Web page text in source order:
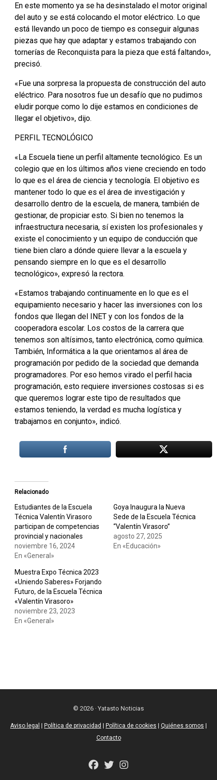
En este momento ya se ha desinstalado el motor original
del auto y se está colocando el motor eléctrico. Lo que
está llevando un poco de tiempo es conseguir algunas
piezas que hay que adaptar y estamos trabajando con
tornerías de Reconquista para la pieza que está faltando»,
precisó.
«Fue una sorpresa la propuesta de construcción del auto
eléctrico. Para nosotros fue un desafío que no pudimos
eludir porque como lo dije estamos en condiciones de
llegar el objetivo», dijo.
PERFIL TECNOLÓGICO
«La Escuela tiene un perfil altamente tecnológico. Es un
colegio que en los últimos años viene creciendo en todo
lo que es el área de ciencia y tecnología. El objetivo es
mantener todo lo que es el área de investigación y
desarrollo dentro de la escuela, de manera, también de
gestionar, de propiciar esto. Si bien no tenemos la
infraestructura necesaria, sí existen los profesionales y
existe el conocimiento y un equipo de conducción que
tiene bien claro a dónde quiere llevar a la escuela y
pensando siempre en lo que es el desarrollo
tecnológico», expresó la rectora.
«Estamos trabajando continuamente en lo que es el
equipamiento necesario y hacer las inversiones con los
fondos que llegan del INET y con los fondos de la
cooperadora escolar. Los costos de la carrera que
tenemos son altísimos, tanto electrónica, como química.
También, Informática a la que orientamos al área de
programación por pedido de la sociedad que demanda
programadores. Por eso hemos virado el perfil hacia
programación, esto requiere inversiones costosas si es
que queremos lograr este tipo de resultados que
estamos teniendo, la verdad es mucha logística y
trabajamos en conjunto», indicó.
Relacionado
Estudiantes de la Escuela
Técnica Valentín Virasoro
participan de competencias
provincial y nacionales
noviembre 16, 2024
En «General»
Goya Inaugura la Nueva
Sede de la Escuela Técnica
“Valentín Virasoro”
agosto 27, 2025
En «Educación»
Muestra Expo Técnica 2023
«Uniendo Saberes» Forjando
Futuro, de la Escuela Técnica
«Valentín Virasoro»
noviembre 23, 2023
En «General»
© 2026 · Yatasto Noticias
Aviso legal Política de privacidad Política de cookies Quiénes somos
Contacto
fab
fab